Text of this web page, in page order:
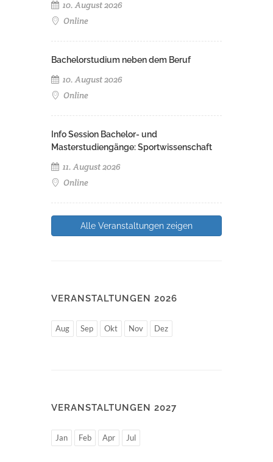
10. August 2026
Online
Bachelorstudium neben dem Beruf
10. August 2026
Online
Info Session Bachelor- und
Masterstudiengänge: Sportwissenschaft
11. August 2026
Online
Alle Veranstaltungen zeigen
VERANSTALTUNGEN 2026
Aug Sep Okt Nov Dez
VERANSTALTUNGEN 2027
Jan Feb Apr Jul